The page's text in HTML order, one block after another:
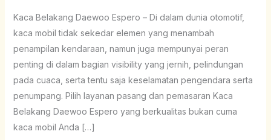
Kaca Belakang Daewoo Espero – Di dalam dunia otomotif,
kaca mobil tidak sekedar elemen yang menambah
penampilan kendaraan, namun juga mempunyai peran
penting di dalam bagian visibility yang jernih, pelindungan
pada cuaca, serta tentu saja keselamatan pengendara serta
penumpang. Pilih layanan pasang dan pemasaran Kaca
Belakang Daewoo Espero yang berkualitas bukan cuma
kaca mobil Anda […]